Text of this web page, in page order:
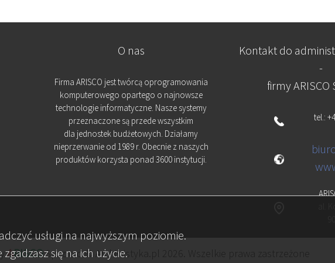
usługi na najwyższym poziomie.
się na ich użycie.
O nas
Firma ARISCO jest twórcą oprogramowania
komputerowego opartego o najnowsze
technologie informatyczne. Nasze systemy
przeznaczone są przede wszystkim
dla jednostek budżetowych. Działamy
nieprzerwanie od 1989 r. Obecnie z naszych
produktów korzysta ponad 3600 instytucji.
Kontakt do
-
firmy ARISCO
tel.:
al.
ARISCOSp. z o.o.© Archiwistyka.pl 2026. Wszelkie prawa zastrzeżone